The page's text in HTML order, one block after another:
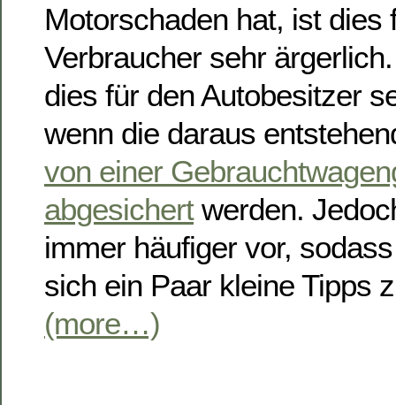
Motorschaden hat, ist dies
Verbraucher sehr
dies für den Autobesitzer
wenn die daraus
von einer
abgesichertwerden.
immer häufiger vor,
sich ein Paar kleine Tipps
(more…)